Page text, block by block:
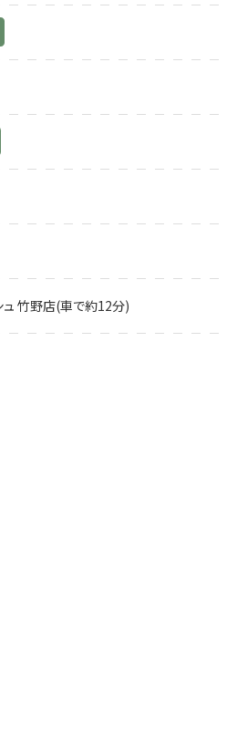
ュ 竹野店(車で約12分)